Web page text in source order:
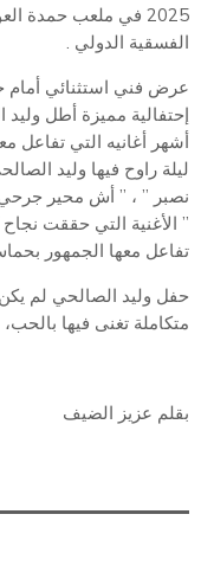
2025 في ملعب حمدة
الفسقية الدولي .
عرض فني استثنائي
إحتفالية مميزة أطل
أشهر أغانيه التي تفاعل
ليلة راوح فيها وليد
نصبر ” ، ” أش محير
” الأغنية التي حققت
تفاعل معها الجمهور
حفل وليد الصالحي لم
متكاملة تغنى فيها
بقلم عزيز الضيف